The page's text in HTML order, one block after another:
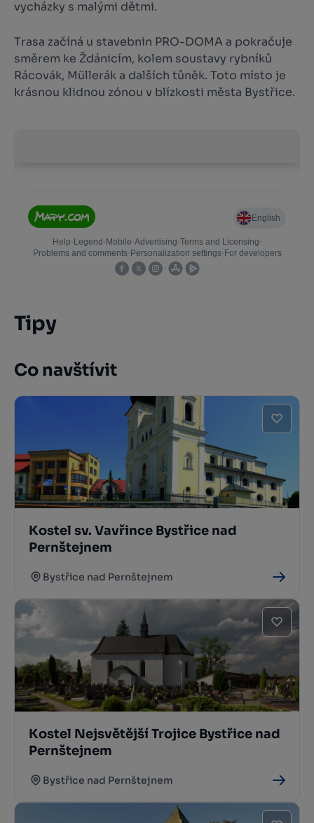
vycházky s malými dětmi.
Trasa začíná u stavebnin PRO-DOMA a pokračuje
směrem ke Ždánicím, kolem soustavy rybníků
Rácovák, Müllerák a dalších tůněk. Toto místo je
krásnou klidnou zónou v blízkosti města Bystřice.
Tipy
Co navštívit
Kostel sv. Vavřince Bystřice nad
Pernštejnem
Bystřice nad Pernštejnem
Kostel Nejsvětější Trojice Bystřice nad
Pernštejnem
Bystřice nad Pernštejnem